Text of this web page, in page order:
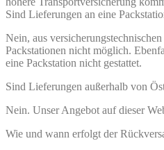
Sind Lieferungen an eine
Nein, aus
Packstationen nicht möglich.
eine Packstation nicht gestattet.
Sind Lieferungen außerhalb von
Nein. Unser Angebot auf dieser
Wie und wann erfolgt der